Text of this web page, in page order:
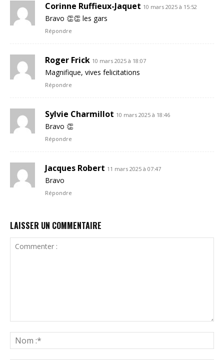
Corinne Ruffieux-Jaquet 10 mars 2025 à 15:52
Bravo 👏👏 les gars
Répondre
Roger Frick 10 mars 2025 à 18:07
Magnifique, vives felicitations
Répondre
Sylvie Charmillot 10 mars 2025 à 18:46
Bravo 👏
Répondre
Jacques Robert 11 mars 2025 à 07:47
Bravo
Répondre
LAISSER UN COMMENTAIRE
:*